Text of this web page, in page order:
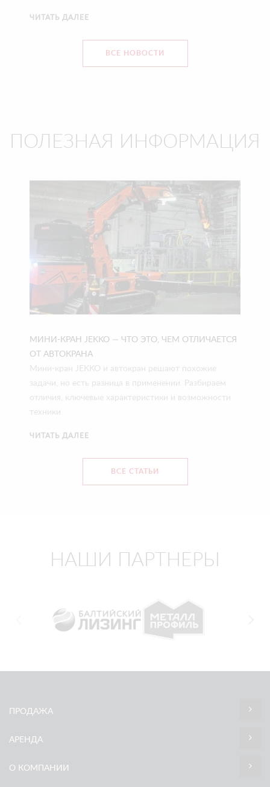
ЧИТАТЬ ДАЛЕЕ
ВСЕ НОВОСТИ
ПОЛЕЗНАЯ ИНФОРМАЦИЯ
МИНИ-КРАН JEKKO — ЧТО ЭТО, ЧЕМ ОТЛИЧАЕТСЯ
ОТ АВТОКРАНА
Мини-кран JEKKO и автокран решают похожие
задачи, но есть разница в применении. Разбираем
отличия, ключевые характеристики и возможности
техники.
ЧИТАТЬ ДАЛЕЕ
ВСЕ СТАТЬИ
НАШИ ПАРТНЕРЫ
ПРОДАЖА
АРЕНДА
О КОМПАНИИ